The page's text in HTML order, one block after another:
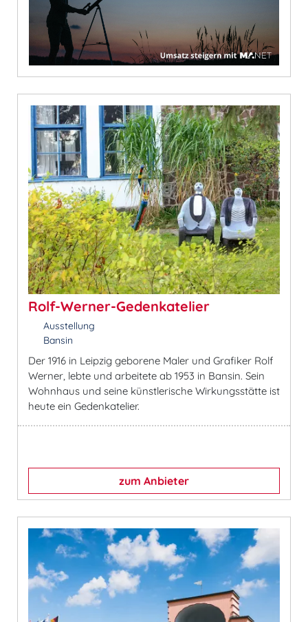
Rolf-Werner-Gedenkatelier
Ausstellung
Bansin
Der 1916 in Leipzig geborene Maler und Grafiker Rolf
Werner, lebte und arbeitete ab 1953 in Bansin. Sein
Wohnhaus und seine künstlerische Wirkungsstätte ist
heute ein Gedenkatelier.
zum Anbieter